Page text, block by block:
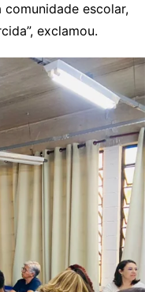
escolar,
exclamou.